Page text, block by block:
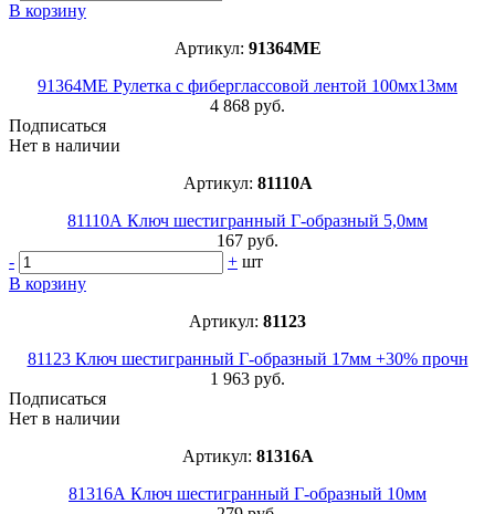
В корзину
Артикул: 91364МЕ
91364МЕ Рулетка с фиберглассовой лентой 100мх13мм
4 868 руб.
Подписаться
Нет в наличии
Артикул: 81110A
81110А Ключ шестигранный Г-образный 5,0мм
167 руб.
-
+ шт
В корзину
Артикул: 81123
81123 Ключ шестигранный Г-образный 17мм +30% прочн
1 963 руб.
Подписаться
Нет в наличии
Артикул: 81316А
81316А Ключ шестигранный Г-образный 10мм